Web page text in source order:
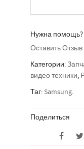
Нужна помощь?
Оставить Отзыв
Категории:
видео техники,
Таг: Samsung.
Поделиться